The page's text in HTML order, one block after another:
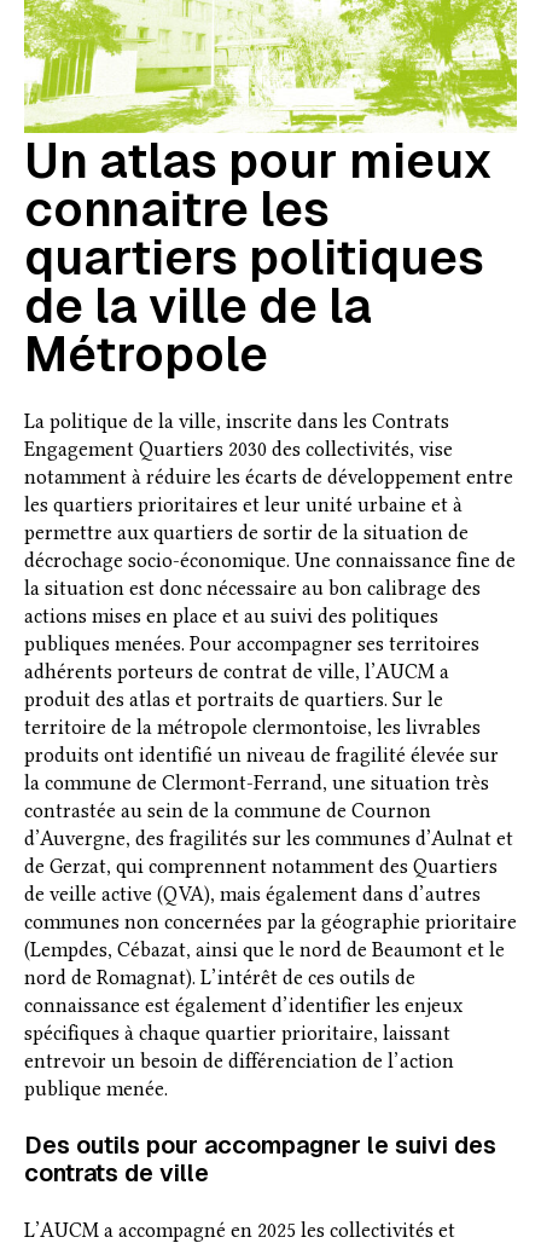
Un atlas pour mieux
connaitre les
quartiers politiques
de la ville de la
Métropole
La politique de la ville, inscrite dans les Contrats
Engagement Quartiers 2030 des collectivités, vise
notamment à réduire les écarts de développement entre
les quartiers prioritaires et leur unité urbaine et à
permettre aux quartiers de sortir de la situation de
décrochage socio-économique. Une connaissance fine de
la situation est donc nécessaire au bon calibrage des
actions mises en place et au suivi des politiques
publiques menées. Pour accompagner ses territoires
adhérents porteurs de contrat de ville, l’AUCM a
produit des atlas et portraits de quartiers. Sur le
territoire de la métropole clermontoise, les livrables
produits ont identifié un niveau de fragilité élevée sur
la commune de Clermont-Ferrand, une situation très
contrastée au sein de la commune de Cournon
d’Auvergne, des fragilités sur les communes d’Aulnat et
de Gerzat, qui comprennent notamment des Quartiers
de veille active (QVA), mais également dans d’autres
communes non concernées par la géographie prioritaire
(Lempdes, Cébazat, ainsi que le nord de Beaumont et le
nord de Romagnat). L’intérêt de ces outils de
connaissance est également d’identifier les enjeux
spécifiques à chaque quartier prioritaire, laissant
entrevoir un besoin de différenciation de l’action
publique menée.
Des outils pour accompagner le suivi des
contrats de ville
L’AUCM a accompagné en 2025 les collectivités et